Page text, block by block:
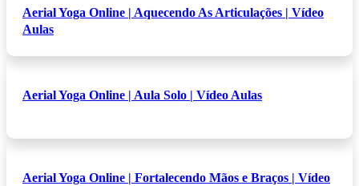
Aerial Yoga Online | Aquecendo As Articulações | Vídeo
Aulas
Aerial Yoga Online | Aula Solo | Vídeo Aulas
Aerial Yoga Online | Fortalecendo Mãos e Braços | Vídeo